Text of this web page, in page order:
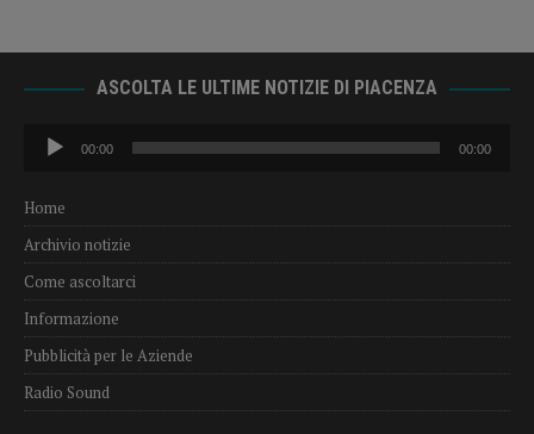
ASCOLTA LE ULTIME NOTIZIE DI PIACENZA
Audio
Player
00:00 00:00
Home
Archivio notizie
Come ascoltarci
Informazione
Pubblicità per le Aziende
Radio Sound